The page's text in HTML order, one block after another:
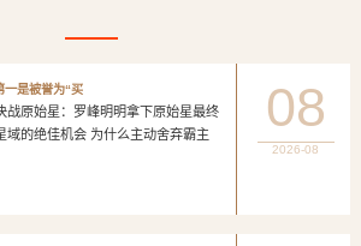
一是被誉为“买
始星：罗峰明明拿下原始星最终
域的绝佳机会 为什么主动舍弃霸主
08
2026-08